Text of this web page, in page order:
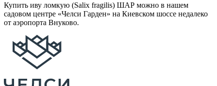
Купить иву ломкую (Salix fragilis) ШАР можно в нашем
садовом центре «Челси Гарден» на Киевском шоссе недалеко
от аэропорта Внуково.